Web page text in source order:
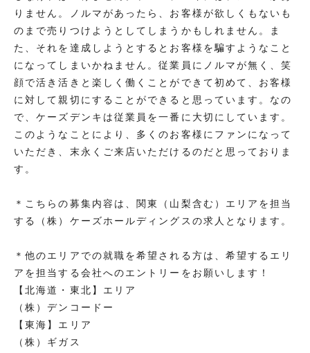
りません。ノルマがあったら、お客様が欲しくもないも
のまで売りつけようとしてしまうかもしれません。ま
た、それを達成しようとするとお客様を騙すようなこと
になってしまいかねません。従業員にノルマが無く、笑
顔で活き活きと楽しく働くことができて初めて、お客様
に対して親切にすることができると思っています。なの
で、ケーズデンキは従業員を一番に大切にしています。
このようなことにより、多くのお客様にファンになって
いただき、末永くご来店いただけるのだと思っておりま
す。
＊こちらの募集内容は、関東（山梨含む）エリアを担当
する（株）ケーズホールディングスの求人となります。
＊他のエリアでの就職を希望される方は、希望するエリ
アを担当する会社へのエントリーをお願いします！
【北海道・東北】エリア
（株）デンコードー
【東海】エリア
（株）ギガス